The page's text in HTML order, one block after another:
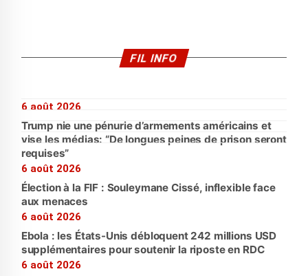
FIL INFO
6 août 2026
Trump nie une pénurie d’armements américains et
vise les médias: “De longues peines de prison seront
requises”
6 août 2026
Élection à la FIF : Souleymane Cissé, inflexible face
aux menaces
6 août 2026
Ebola : les États-Unis débloquent 242 millions USD
supplémentaires pour soutenir la riposte en RDC
6 août 2026